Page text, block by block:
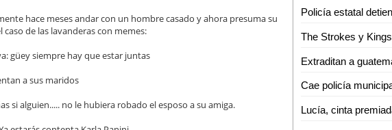
hace meses andar con un hombre casado y ahora presuma su
de las lavanderas con memes:
güey siempre hay que estar juntas
a sus maridos
si alguien..... no le hubiera robado el esposo a su amiga.